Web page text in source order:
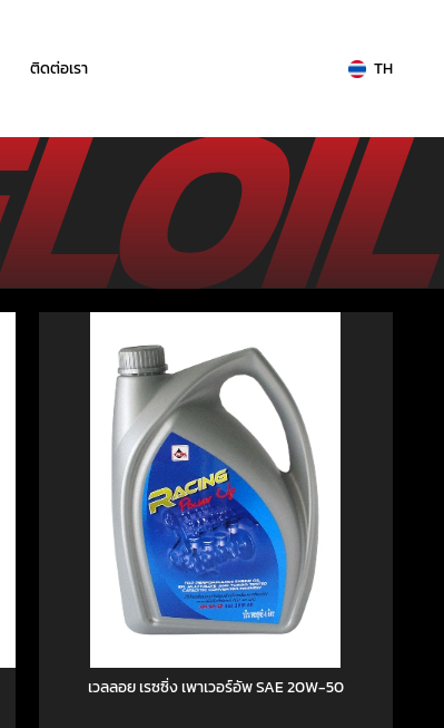
ติดต่อเรา TH
เวลลอย เรซซิ่ง เพาเวอร์อัพ SAE 20W-50